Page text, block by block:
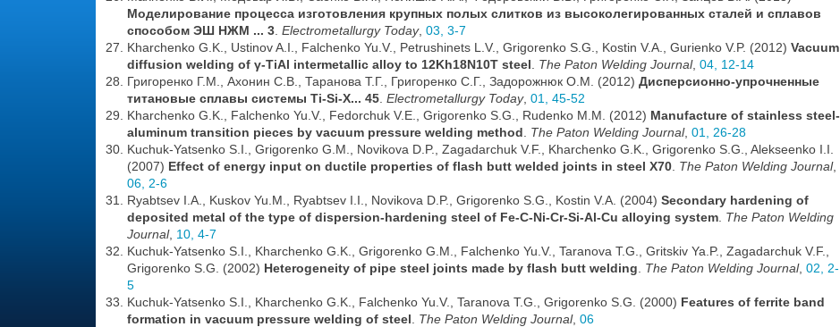
Моделирование процесса изготовления крупных полых слитков из высоколегированных сталей и сплавов
способом ЭШ НЖМ ... 3 Electrometallurgy Today, 03, 3-7
Kharchenko G.K., Ustinov A.I., Falchenko Yu.V., Petrushinets L.V., Grigorenko S.G., Kostin V.A., Gurienko V.P. (2012) Vacuum
diffusion welding of γ-TiAl intermetallic alloy to 12Kh18N10T steel
The Paton Welding Journal, 04, 12-14
Григоренко Г.М., Ахонин С.В., Таранова Т.Г., Григоренко С.Г., Задорожнюк О.М. (2012) Дисперсионно-упрочненные
титановые сплавы системы Ti-Si-X... 45 Electrometallurgy Today, 01, 45-52
Kharchenko G.K., Falchenko Yu.V., Fedorchuk V.E., Grigorenko S.G., Rudenko M.M. (2012) Manufacture of stainless steel-
aluminum transition pieces by vacuum pressure welding method
The Paton Welding Journal, 01, 26-28
Kuchuk-Yatsenko S.I., Grigorenko G.M., Novikova D.P., Zagadarchuk V.F., Kharchenko G.K., Grigorenko S.G., Alekseenko I.I.
(2007) Effect of energy input on ductile properties of flash butt welded joints in steel X70 The Paton Welding Journal,
06, 2-6
Ryabtsev I.A., Kuskov Yu.M., Ryabtsev I.I., Novikova D.P., Grigorenko S.G., Kostin V.A. (2004) Secondary hardening of
deposited metal of the type of dispersion-hardening steel of Fe-C-Ni-Cr-Si-Al-Cu alloying system The Paton Welding
Journal, 10, 4-7
Kuchuk-Yatsenko S.I., Kharchenko G.K., Grigorenko G.M., Falchenko Yu.V., Taranova T.G., Gritskiv Ya.P., Zagadarchuk V.F.,
Grigorenko S.G. (2002) Heterogeneity of pipe steel joints made by flash butt welding The Paton Welding Journal, 02, 2-
5
Kuchuk-Yatsenko S.I., Kharchenko G.K., Falchenko Yu.V., Taranova T.G., Grigorenko S.G. (2000) Features of ferrite band
formation in vacuum pressure welding of steel
The Paton Welding Journal, 06